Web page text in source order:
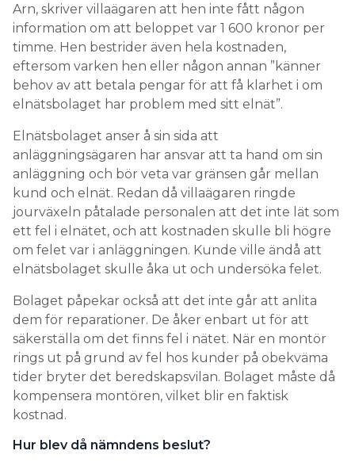
Arn, skriver villaägaren att hen inte fått någon
information om att beloppet var 1 600 kronor per
timme. Hen bestrider även hela kostnaden,
eftersom varken hen eller någon annan ”känner
behov av att betala pengar för att få klarhet i om
elnätsbolaget har problem med sitt elnät”.
Elnätsbolaget anser å sin sida att
anläggningsägaren har ansvar att ta hand om sin
anläggning och bör veta var gränsen går mellan
kund och elnät. Redan då villaägaren ringde
jourväxeln påtalade personalen att det inte lät som
ett fel i elnätet, och att kostnaden skulle bli högre
om felet var i anläggningen. Kunde ville ändå att
elnätsbolaget skulle åka ut och undersöka felet.
Bolaget påpekar också att det inte går att anlita
dem för reparationer. De åker enbart ut för att
säkerställa om det finns fel i nätet. När en montör
rings ut på grund av fel hos kunder på obekväma
tider bryter det beredskapsvilan. Bolaget måste då
kompensera montören, vilket blir en faktisk
kostnad.
Hur blev då nämndens beslut?